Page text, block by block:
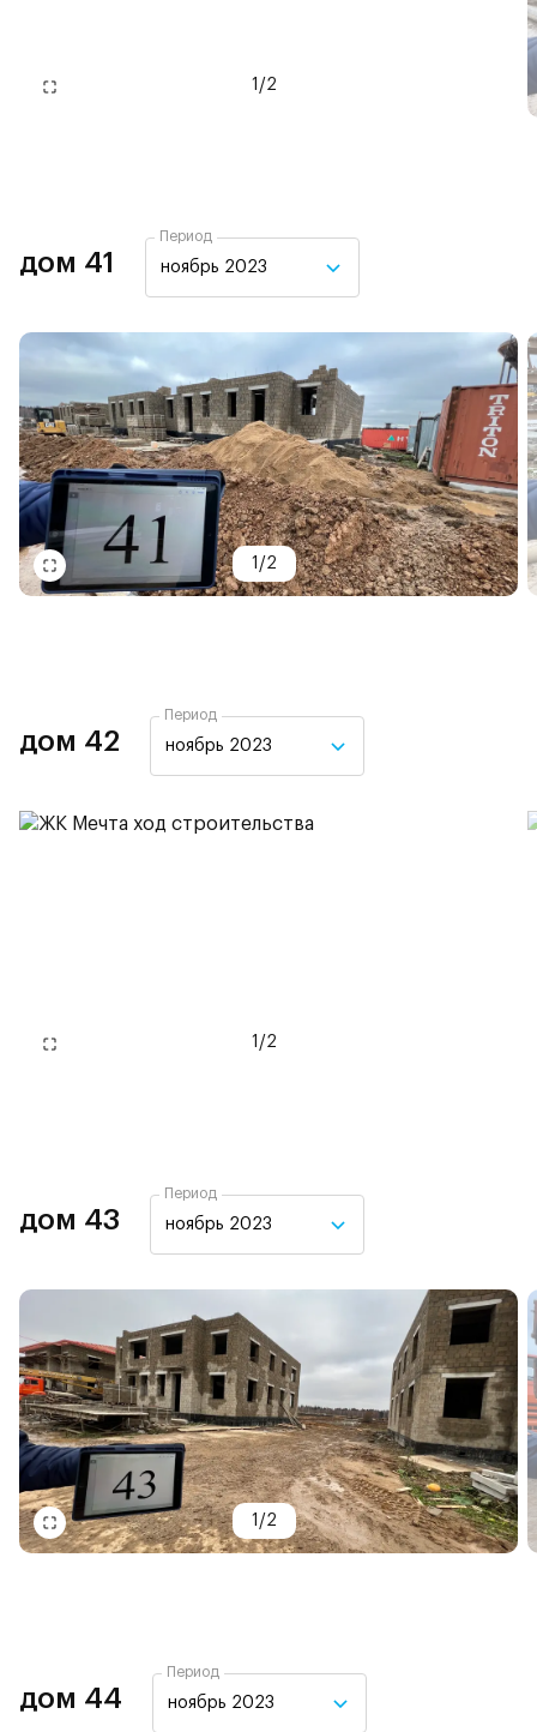
1 /2
дом 41
Период
ноябрь 2023
1 /2
дом 42
Период
ноябрь 2023
1 /2
дом 43
Период
ноябрь 2023
1 /2
дом 44
Период
ноябрь 2023